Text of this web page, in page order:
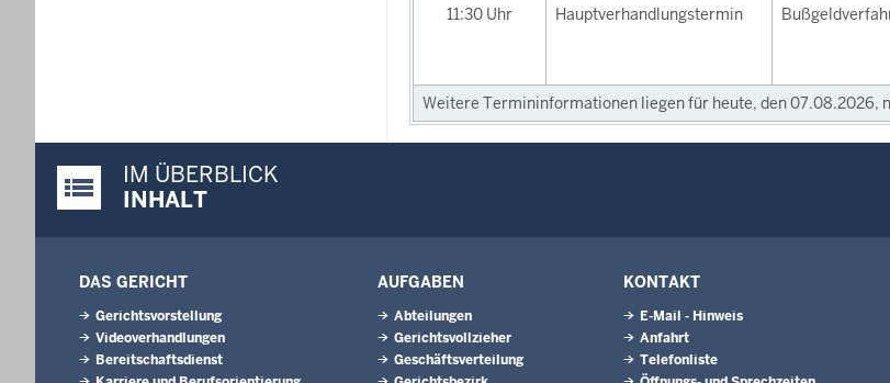
11:30 Uhr Hauptverhandlungstermin
Weitere Termininformationen liegen für heute, den 07.08.2026,
Justiz-Portal im Überblick:
IM ÜBERBLICK
INHALT
DAS GERICHT
Gerichtsvorstellung
Videoverhandlungen
Bereitschaftsdienst
AUFGABEN
Abteilungen
Gerichtsvollzieher
Geschäftsverteilung
KONTAKT
E-Mail - Hinweis
Anfahrt
Telefonliste